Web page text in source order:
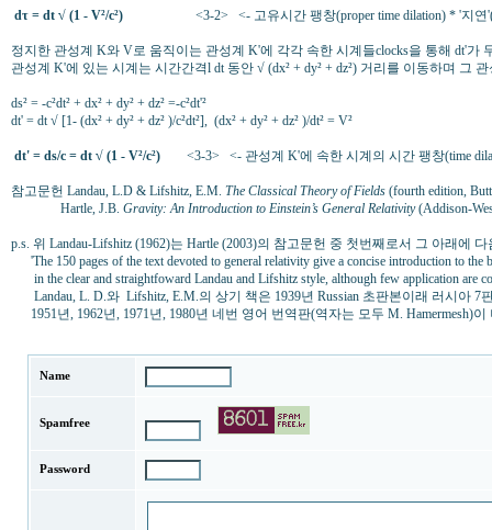
dτ = dt √ (1 - V²/c²) <3-2> <- 고유시간 팽창(proper time dilation) * '지연
정지한 관성계 K와 V로 움직이는 관성계 K'에 각각 속한 시계들clocks을 통해 dt'가
관성계 K'에 있는 시계는 시간간격l dt 동안 √ (dx² + dy² + dz²) 거리를 이동하며 그
ds² = -c²dt² + dx² + dy² + dz² =-c²dt'²
dt' = dt √ [1- (dx² + dy² + dz² )/c²dt²], (dx² + dy² + dz² )/dt² = V²
dt' = ds/c = dt √ (1 - V²/c²) <3-3> <- 관성계 K'에 속한 시계의 시간 팽창(time
참고문헌 Landau, L.D & Lifshitz, E.M. The Classical Theory of Fields (fourth edition,
Hartle, J.B. Gravity: An Introduction to Einstein’s General Relativity(Addison-
p.s. 위 Landau-Lifshitz (1962)는 Hartle (2003)의 참고문헌 중 첫번째로서 그 아래에
'The 150 pages of the text devoted to general relativity give a concise introduction to the
in the clear and straightfoward Landau and Lifshitz style, although few application are
Landau, L. D.와 Lifshitz, E.M.의 상기 책은 1939년 Russian 초판본이래 러시아 7
1951년, 1962년, 1971년, 1980년 네번 영어 번역판(역자는 모두 M. Hamermesh)이
Name
Spamfree
Password